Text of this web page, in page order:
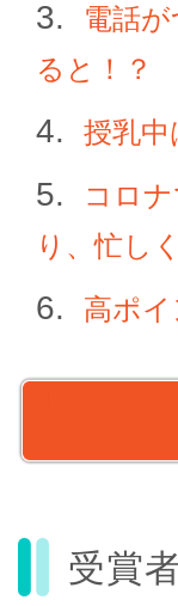
電話
ると！？
授乳中
コロ
り、忙し
高ポ
受賞